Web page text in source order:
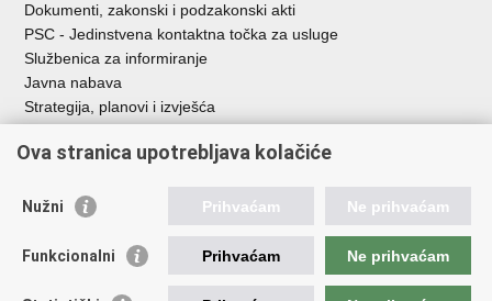
Dokumenti, zakonski i podzakonski akti
PSC - Jedinstvena kontaktna točka za usluge
Službenica za informiranje
Javna nabava
Strategija, planovi i izvješća
Korisne poveznice
Vlada RH
Ova stranica upotrebljava kolačiće
Nužni Prihvaćam Ne prihvaćam
Funkcionalni Prihvaćam Ne prihvaćam